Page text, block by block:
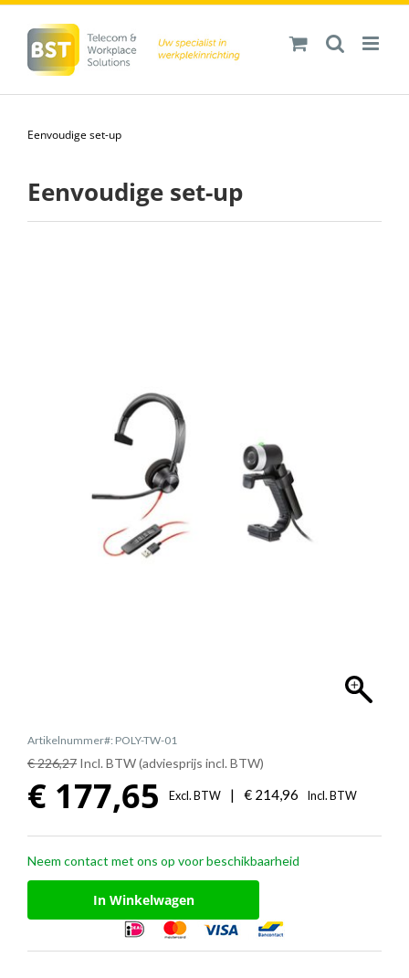
inhoud
Eenvoudige set-up
Eenvoudige set-up
Artikelnummer#: POLY-TW-01
€ 226,27 Incl. BTW (adviesprijs incl. BTW)
€ 177,65 Excl. BTW | € 214,96 Incl. BTW
Neem contact met ons op voor beschikbaarheid
In Winkelwagen